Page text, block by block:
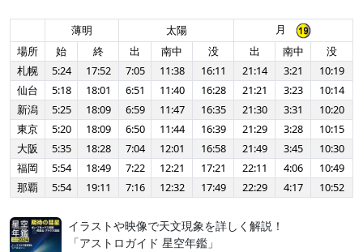
薄明 太陽
月
場所
始 終 出 南中 没 出 南中
没
札幌
5:24 17:52 7:05 11:38 16:11 21:14 3:21
10:19
仙台
5:18 18:01 6:51 11:40 16:28 21:21 3:23
10:14
新潟
5:25 18:09 6:59 11:47 16:35 21:30 3:31
10:20
東京
5:20 18:09 6:50 11:44 16:39 21:29 3:28
10:15
大阪
5:35 18:28 7:04 12:01 16:58 21:49 3:45
10:30
福岡
5:54 18:49 7:22 12:21 17:21 22:11 4:06
10:49
那覇
5:54 19:11 7:16 12:32 17:49 22:29 4:17 10:52
イラストや映像で天文現象を詳しく解説！
「アストロガイド 星空年鑑」